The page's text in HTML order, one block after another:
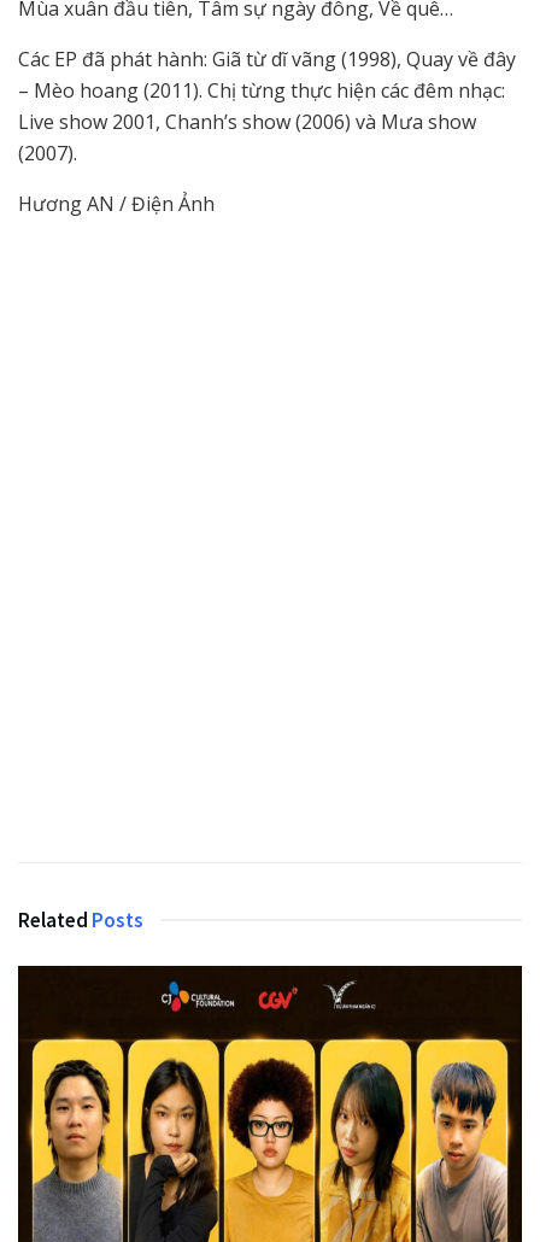
Mùa xuân đầu tiên, Tâm sự ngày đông, Về quê…
Các EP đã phát hành: Giã từ dĩ vãng (1998), Quay về đây
– Mèo hoang (2011). Chị từng thực hiện các đêm nhạc:
Live show 2001, Chanh’s show (2006) và Mưa show
(2007).
Hương AN / Điện Ảnh
Related Posts